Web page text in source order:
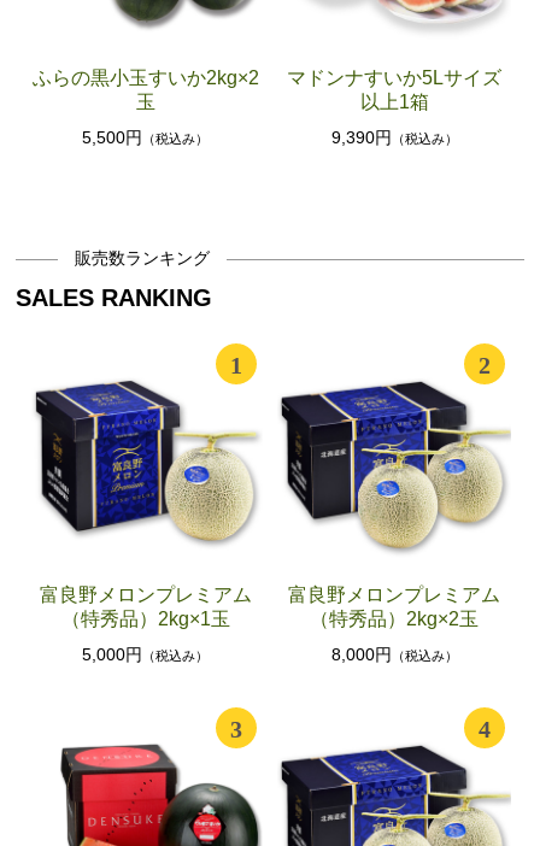
ふらの黒小玉すいか2kg×2
玉
5,500円 （税込み）
マドンナすいか5Lサイズ
以上1箱
9,390円 （税込み）
販売数ランキング
SALES RANKING
1
富良野メロンプレミアム
（特秀品）2kg×1玉
5,000円 （税込み）
2
富良野メロンプレミアム
（特秀品）2kg×2玉
8,000円 （税込み）
3 4